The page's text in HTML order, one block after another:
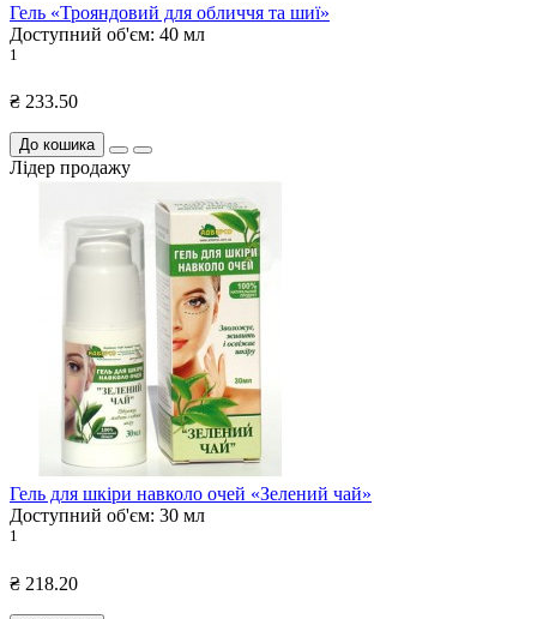
Гель «Трояндовий для обличчя та шиї»
Доступний об'єм: 40 мл
1
₴ 233.50
До кошика
Лідер продажу
Гель для шкіри навколо очей «Зелений чай»
Доступний об'єм: 30 мл
1
₴ 218.20